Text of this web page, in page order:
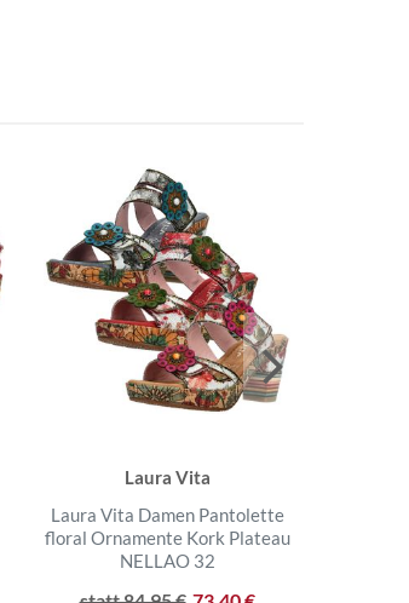
Laura Vita
Laura Vita Damen Pantolette
floral Ornamente Kork Plateau
NELLAO 32